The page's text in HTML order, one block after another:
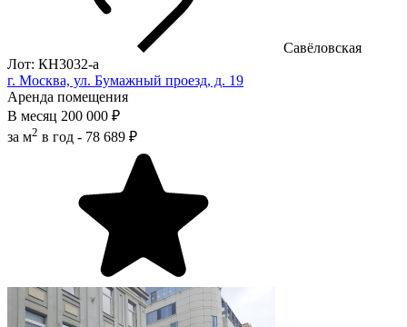
Савёловская
Лот: КН3032-a
г. Москва, ул. Бумажный проезд, д. 19
Аренда помещения
В месяц 200 000 ₽
за м2 в год - 78 689 ₽